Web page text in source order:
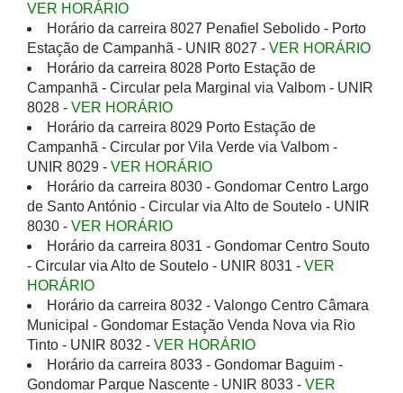
VER HORÁRIO
Horário da carreira 8027 Penafiel Sebolido - Porto
Estação de Campanhã - UNIR 8027 - VER HORÁRIO
Horário da carreira 8028 Porto Estação de
Campanhã - Circular pela Marginal via Valbom - UNIR
8028 - VER HORÁRIO
Horário da carreira 8029 Porto Estação de
Campanhã - Circular por Vila Verde via Valbom -
UNIR 8029 - VER HORÁRIO
Horário da carreira 8030 - Gondomar Centro Largo
de Santo António - Circular via Alto de Soutelo - UNIR
8030 - VER HORÁRIO
Horário da carreira 8031 - Gondomar Centro Souto
- Circular via Alto de Soutelo - UNIR 8031 - VER
HORÁRIO
Horário da carreira 8032 - Valongo Centro Câmara
Municipal - Gondomar Estação Venda Nova via Rio
Tinto - UNIR 8032 - VER HORÁRIO
Horário da carreira 8033 - Gondomar Baguim -
Gondomar Parque Nascente - UNIR 8033 - VER